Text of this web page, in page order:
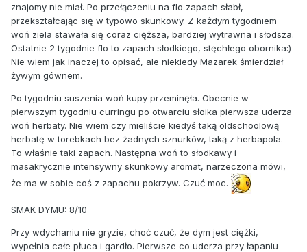
znajomy nie miał. Po przełączeniu na flo zapach słabł,
przekształcając się w typowo skunkowy. Z każdym tygodniem
woń ziela stawała się coraz cięższa, bardziej wytrawna i słodsza.
Ostatnie 2 tygodnie flo to zapach słodkiego, stęchłego obornika:)
Nie wiem jak inaczej to opisać, ale niekiedy Mazarek śmierdział
żywym gównem.
Po tygodniu suszenia woń kupy przeminęła. Obecnie w
pierwszym tygodniu curringu po otwarciu słoika pierwsza uderza
woń herbaty. Nie wiem czy mieliście kiedyś taką oldschoolową
herbatę w torebkach bez żadnych sznurków, taką z herbapola.
To właśnie taki zapach. Następna woń to słodkawy i
masakrycznie intensywny skunkowy aromat, narzeczona mówi,
że ma w sobie coś z zapachu pokrzyw. Czuć moc.
SMAK DYMU: 8/10
Przy wdychaniu nie gryzie, choć czuć, że dym jest ciężki,
wypełnia całe płuca i gardło. Pierwsze co uderza przy łapaniu